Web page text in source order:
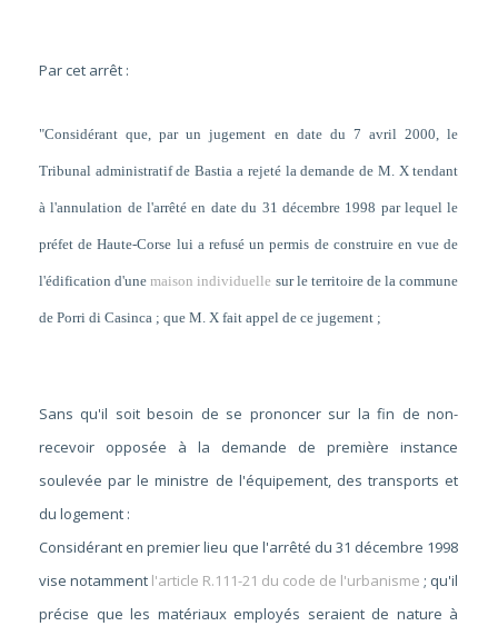
Par cet arrêt :
"Considérant que, par un jugement en date du 7 avril 2000, le
Tribunal administratif de Bastia a rejeté la demande de M. X tendant
à l'annulation de l'arrêté en date du 31 décembre 1998 par lequel le
préfet de Haute-Corse lui a refusé un permis de construire en vue de
l'édification d'unemaison individuelle sur le territoire de la commune
de Porri di Casinca ; que M. X fait appel de ce jugement ;
Sans qu'il soit besoin de se prononcer sur la fin de non-
recevoir opposée à la demande de première instance
soulevée par le ministre de l'équipement, des transports et
du logement :
Considérant en premier lieu que l'arrêté du 31 décembre 1998
vise notamment l'article R.111-21 du code de l'urbanisme ; qu'il
précise que les matériaux employés seraient de nature à